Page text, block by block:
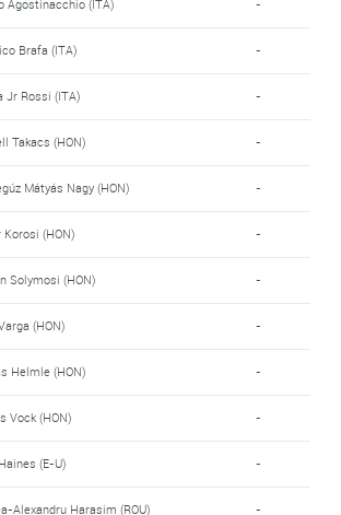
Agostinacchio (ITA) -
Brafa (ITA) -
Jr Rossi (ITA) -
Takacs (HON) -
Mátyás Nagy (HON) -
Korosi (HON) -
Solymosi (HON) -
(HON) -
Helmle (HON) -
Vock (HON) -
(E-U) -
Alexandru Harasim (ROU) -